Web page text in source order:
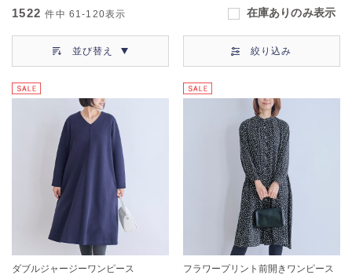
1522 件中 61-120表示 在庫ありのみ表示
並び替え 絞り込み
ダブルジャージーワンピース フラワープリント前開きワンピース